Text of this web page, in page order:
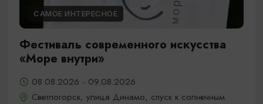
САМОЕ ИНТЕРЕСНОЕ
Фестиваль современного искусства
«Море внутри»
08.08.2026 - 09.08.2026
Светлогорск, улица Динамо, спуск к солнечным